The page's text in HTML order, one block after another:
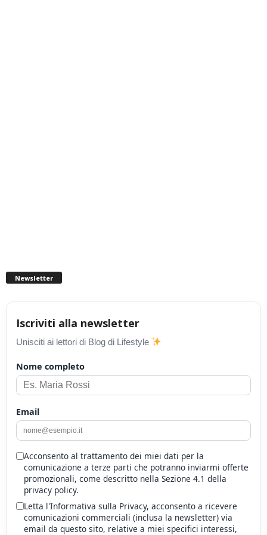
Newsletter
Iscriviti alla newsletter
Unisciti ai lettori di Blog di Lifestyle
Nome completo
Email
Acconsento al trattamento dei miei dati per la
comunicazione a terze parti che potranno inviarmi offerte
promozionali, come descritto nella Sezione 4.1 della
privacy policy.
Letta l'Informativa sulla Privacy, acconsento a ricevere
comunicazioni commerciali (inclusa la newsletter) via
email da questo sito, relative a miei specifici interessi,